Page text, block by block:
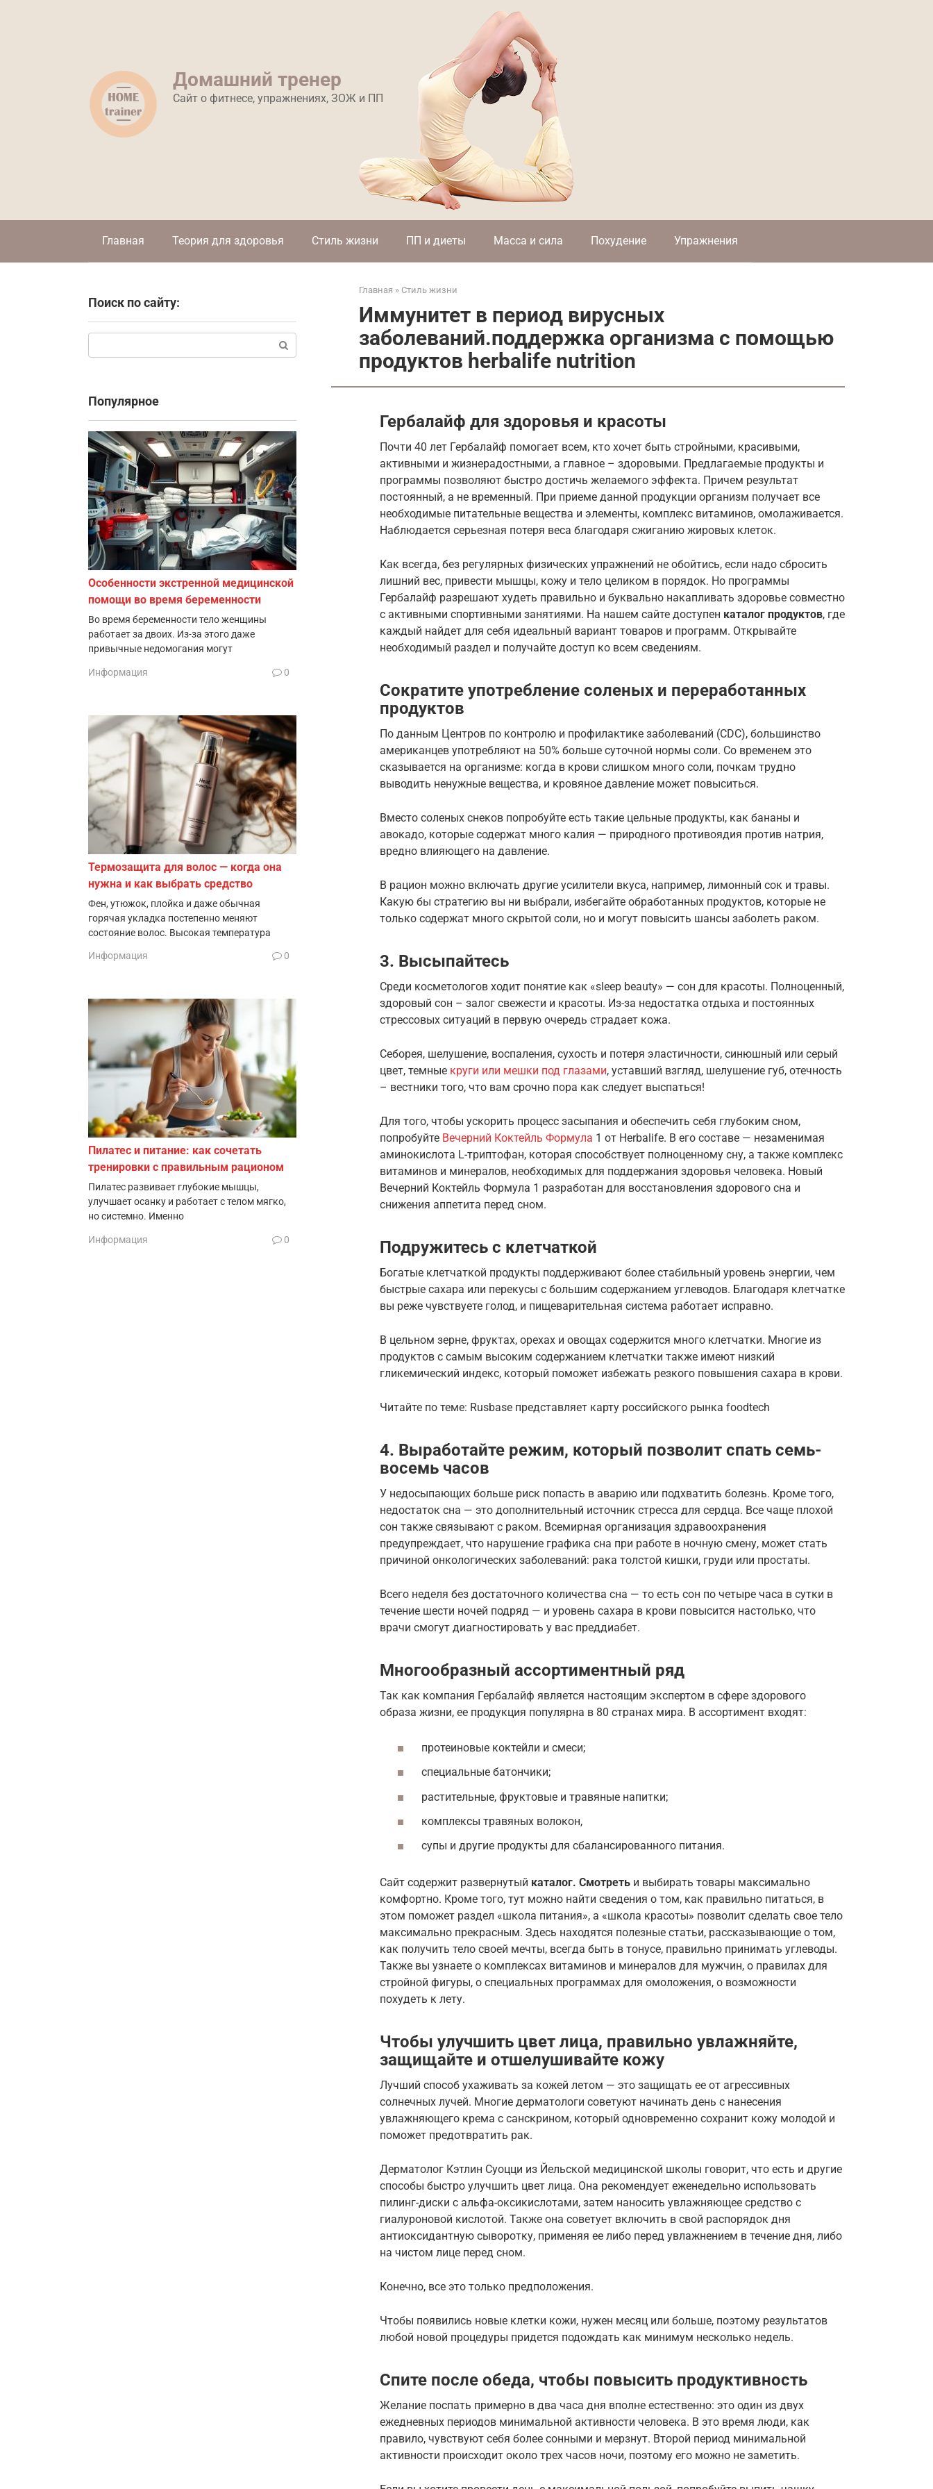
Домашний тренер
Сайт о фитнесе, упражнениях, ЗОЖ и ПП
Главная Теория для здоровья Стиль жизни ПП и диеты Масса и сила Похудение Упражнения
Главная » Стиль жизни
Иммунитет в период вирусных
заболеваний.поддержка организма с помощью
продуктов herbalife nutrition
Гербалайф для здоровья и красоты
Почти 40 лет Гербалайф помогает всем, кто хочет быть стройными, красивыми,
активными и жизнерадостными, а главное – здоровыми. Предлагаемые продукты и
программы позволяют быстро достичь желаемого эффекта. Причем результат
постоянный, а не временный. При приеме данной продукции организм получает все
необходимые питательные вещества и элементы, комплекс витаминов, омолаживается.
Наблюдается серьезная потеря веса благодаря сжиганию жировых клеток.
Как всегда, без регулярных физических упражнений не обойтись, если надо сбросить
лишний вес, привести мышцы, кожу и тело целиком в порядок. Но программы
Гербалайф разрешают худеть правильно и буквально накапливать здоровье совместно
с активными спортивными занятиями. На нашем сайте доступен каталог продуктов, где
каждый найдет для себя идеальный вариант товаров и программ. Открывайте
необходимый раздел и получайте доступ ко всем сведениям.
Сократите употребление соленых и переработанных
продуктов
По данным Центров по контролю и профилактике заболеваний (CDC), большинство
американцев употребляют на 50% больше суточной нормы соли. Со временем это
сказывается на организме: когда в крови слишком много соли, почкам трудно
выводить ненужные вещества, и кровяное давление может повыситься.
Вместо соленых снеков попробуйте есть такие цельные продукты, как бананы и
авокадо, которые содержат много калия — природного противоядия против натрия,
вредно влияющего на давление.
В рацион можно включать другие усилители вкуса, например, лимонный сок и травы.
Какую бы стратегию вы ни выбрали, избегайте обработанных продуктов, которые не
только содержат много скрытой соли, но и могут повысить шансы заболеть раком.
3. Высыпайтесь
Среди косметологов ходит понятие как «sleep beauty» — сон для красоты. Полноценный,
здоровый сон – залог свежести и красоты. Из-за недостатка отдыха и постоянных
стрессовых ситуаций в первую очередь страдает кожа.
Себорея, шелушение, воспаления, сухость и потеря эластичности, синюшный или серый
цвет, темные круги или мешки под глазами, уставший взгляд, шелушение губ, отечность
– вестники того, что вам срочно пора как следует выспаться!
Для того, чтобы ускорить процесс засыпания и обеспечить себя глубоким сном,
попробуйте Вечерний Коктейль Формула 1 от Herbalife. В его составе — незаменимая
аминокислота L-триптофан, которая способствует полноценному сну, а также комплекс
витаминов и минералов, необходимых для поддержания здоровья человека. Новый
Вечерний Коктейль Формула 1 разработан для восстановления здорового сна и
снижения аппетита перед сном.
Подружитесь с клетчаткой
Богатые клетчаткой продукты поддерживают более стабильный уровень энергии, чем
быстрые сахара или перекусы с большим содержанием углеводов. Благодаря клетчатке
вы реже чувствуете голод, и пищеварительная система работает исправно.
В цельном зерне, фруктах, орехах и овощах содержится много клетчатки. Многие из
продуктов с самым высоким содержанием клетчатки также имеют низкий
гликемический индекс, который поможет избежать резкого повышения сахара в крови.
Читайте по теме: Rusbase представляет карту российского рынка foodtech
4. Выработайте режим, который позволит спать семь-
восемь часов
У недосыпающих больше риск попасть в аварию или подхватить болезнь. Кроме того,
недостаток сна — это дополнительный источник стресса для сердца. Все чаще плохой
сон также связывают с раком. Всемирная организация здравоохранения
предупреждает, что нарушение графика сна при работе в ночную смену, может стать
причиной онкологических заболеваний: рака толстой кишки, груди или простаты.
Всего неделя без достаточного количества сна — то есть сон по четыре часа в сутки в
течение шести ночей подряд — и уровень сахара в крови повысится настолько, что
врачи смогут диагностировать у вас преддиабет.
Многообразный ассортиментный ряд
Так как компания Гербалайф является настоящим экспертом в сфере здорового
образа жизни, ее продукция популярна в 80 странах мира. В ассортимент входят:
протеиновые коктейли и смеси;
специальные батончики;
растительные, фруктовые и травяные напитки;
комплексы травяных волокон,
супы и другие продукты для сбалансированного питания.
Сайт содержит развернутый каталог. Смотреть и выбирать товары максимально
комфортно. Кроме того, тут можно найти сведения о том, как правильно питаться, в
этом поможет раздел «школа питания», а «школа красоты» позволит сделать свое тело
максимально прекрасным. Здесь находятся полезные статьи, рассказывающие о том,
как получить тело своей мечты, всегда быть в тонусе, правильно принимать углеводы.
Также вы узнаете о комплексах витаминов и минералов для мужчин, о правилах для
стройной фигуры, о специальных программах для омоложения, о возможности
похудеть к лету.
Чтобы улучшить цвет лица, правильно увлажняйте,
защищайте и отшелушивайте кожу
Лучший способ ухаживать за кожей летом — это защищать ее от агрессивных
солнечных лучей. Многие дерматологи советуют начинать день с нанесения
увлажняющего крема с санскрином, который одновременно сохранит кожу молодой и
поможет предотвратить рак.
Дерматолог Кэтлин Суоцци из Йельской медицинской школы говорит, что есть и другие
способы быстро улучшить цвет лица. Она рекомендует еженедельно использовать
пилинг-диски с альфа-оксикислотами, затем наносить увлажняющее средство с
гиалуроновой кислотой. Также она советует включить в свой распорядок дня
антиоксидантную сыворотку, применяя ее либо перед увлажнением в течение дня, либо
на чистом лице перед сном.
Конечно, все это только предположения.
Чтобы появились новые клетки кожи, нужен месяц или больше, поэтому результатов
любой новой процедуры придется подождать как минимум несколько недель.
Спите после обеда, чтобы повысить продуктивность
Желание поспать примерно в два часа дня вполне естественно: это один из двух
ежедневных периодов минимальной активности человека. В это время люди, как
правило, чувствуют себя более сонными и мерзнут. Второй период минимальной
активности происходит около трех часов ночи, поэтому его можно не заметить.
Поиск по сайту:
Популярное
Особенности экстренной медицинской
помощи во время беременности
Во время беременности тело женщины
работает за двоих. Из-за этого даже
привычные недомогания могут
Информация 0
Термозащита для волос — когда она
нужна и как выбрать средство
Фен, утюжок, плойка и даже обычная
горячая укладка постепенно меняют
состояние волос. Высокая температура
Информация 0
Пилатес и питание: как сочетать
тренировки с правильным рационом
Пилатес развивает глубокие мышцы,
улучшает осанку и работает с телом мягко,
но системно. Именно
Информация 0